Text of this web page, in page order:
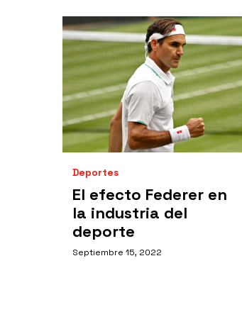
Deportes
El efecto Federer en
la industria del
deporte
Septiembre 15, 2022